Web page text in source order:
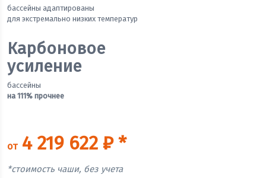
бассейны адаптированы
для экстремально низких температур
Карбоновое
усиление
бассейны
на 111% прочнее
от4 219 622 ₽ *
*стоимость чаши, без учета